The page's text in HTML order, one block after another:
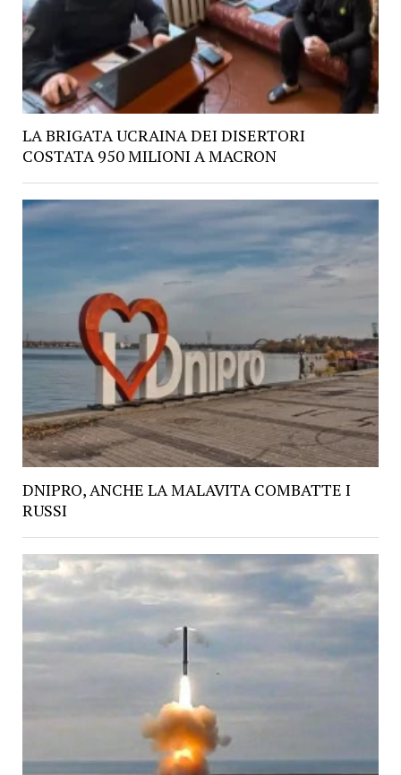
LA BRIGATA UCRAINA DEI DISERTORI
COSTATA 950 MILIONI A MACRON
DNIPRO, ANCHE LA MALAVITA COMBATTE I
RUSSI